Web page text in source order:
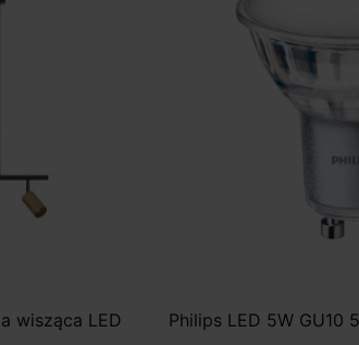
wisząca LED
Philips LED 5W GU10